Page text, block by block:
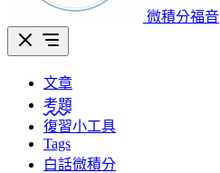
微積分福音
文章
考題
復習小工具
Tags
白話微積分